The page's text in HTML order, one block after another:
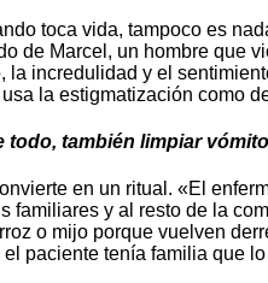
toca vida, tampoco es
de Marcel, un hombre que
la incredulidad y el
la estigmatización como
también limpiar
en un ritual. «El
familiares y al resto de la
o mijo porque vuelven
paciente tenía familia que